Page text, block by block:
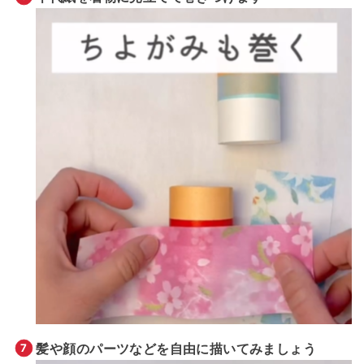
髪や顔のパーツなどを自由に描いてみましょう